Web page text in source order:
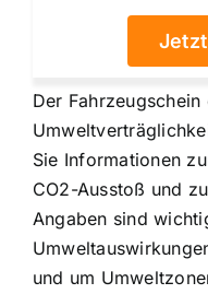
Der
Sie Informationen
CO2-Ausstoß und
Angaben sind
und um